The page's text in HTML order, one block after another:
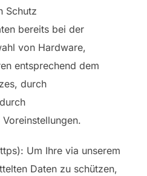
Schutz
bereits bei der
von Hardware,
entsprechend dem
durch
Um Ihre via unserem
Daten zu schützen,